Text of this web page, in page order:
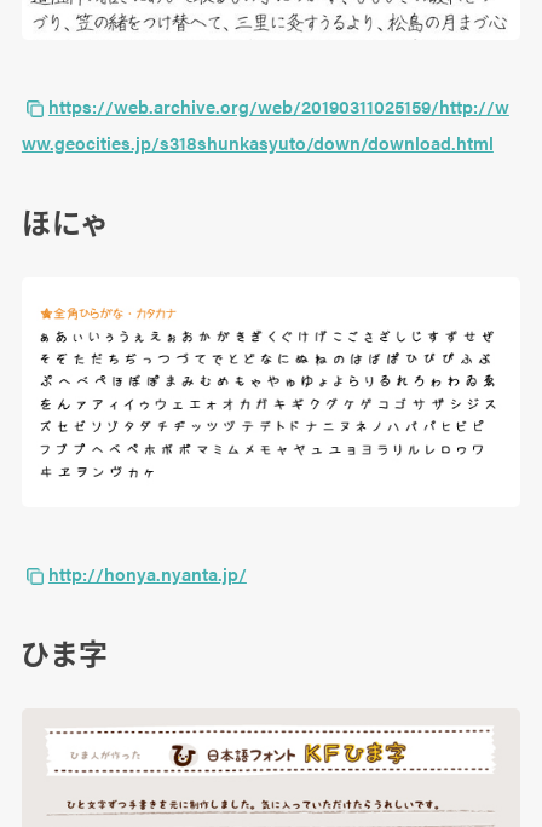
https://web.archive.org/web/20190311025159/http://w
ww.geocities.jp/s318shunkasyuto/down/download.html
ほにゃ
http://honya.nyanta.jp/
ひま字